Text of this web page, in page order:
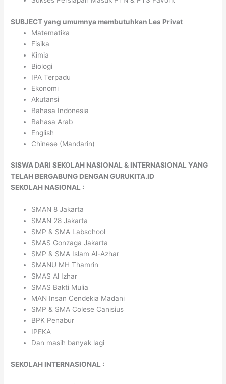
SUBJECT yang umumnya membutuhkan Les Privat
Matematika
Fisika
Kimia
Biologi
IPA Terpadu
Ekonomi
Akutansi
Bahasa Indonesia
Bahasa Arab
English
Chinese (Mandarin)
SISWA DARI SEKOLAH NASIONAL & INTERNASIONAL YANG
TELAH BERGABUNG DENGAN GURUKITA.ID
SEKOLAH NASIONAL :
SMAN 8 Jakarta
SMAN 28 Jakarta
SMP & SMA Labschool
SMAS Gonzaga Jakarta
SMP & SMA Islam Al-Azhar
SMANU MH Thamrin
SMAS Al Izhar
SMAS Bakti Mulia
MAN Insan Cendekia Madani
SMP & SMA Colese Canisius
BPK Penabur
IPEKA
Dan masih banyak lagi
SEKOLAH INTERNASIONAL :